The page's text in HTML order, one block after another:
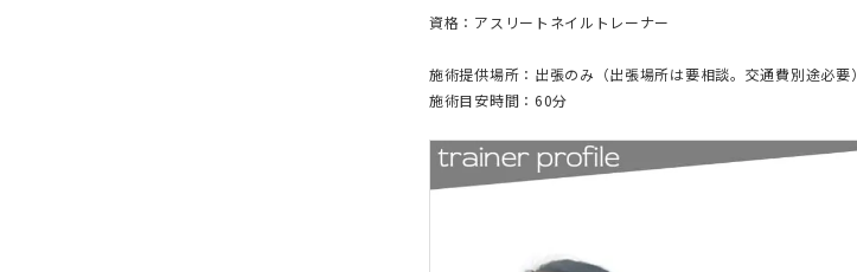
資格：アスリートネイルトレーナー
施術提供場所：出張のみ（出張場所は要相談。交通費別途必要）
施術目安時間：60分